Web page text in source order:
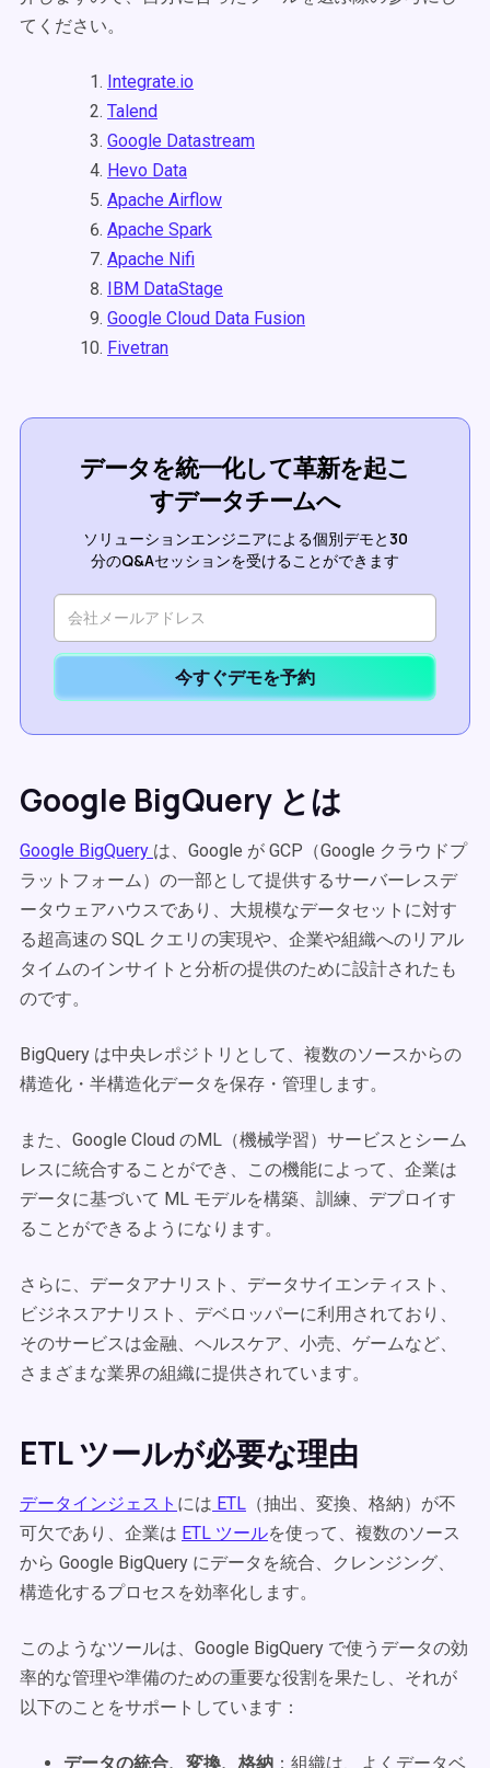
てください。
Integrate.io
Talend
Google Datastream
Hevo Data
Apache Airflow
Apache Spark
Apache Nifi
IBM DataStage
Google Cloud Data Fusion
Fivetran
データを統一化して革新を起こ
すデータチームへ
ソリューションエンジニアによる個別デモと30
分のQ&Aセッションを受けることができます
今すぐデモを予約
Google BigQuery とは
Google BigQuery は、Google が GCP（Google クラウドプ
ラットフォーム）の一部として提供するサーバーレスデ
ータウェアハウスであり、大規模なデータセットに対す
る超高速の SQL クエリの実現や、企業や組織へのリアル
タイムのインサイトと分析の提供のために設計されたも
のです。
BigQuery は中央レポジトリとして、複数のソースからの
構造化・半構造化データを保存・管理します。
また、Google Cloud のML（機械学習）サービスとシーム
レスに統合することができ、この機能によって、企業は
データに基づいて ML モデルを構築、訓練、デプロイす
ることができるようになります。
さらに、データアナリスト、データサイエンティスト、
ビジネスアナリスト、デベロッパーに利用されており、
そのサービスは金融、ヘルスケア、小売、ゲームなど、
さまざまな業界の組織に提供されています。
ETL ツールが必要な理由
データインジェスト には ETL （抽出、変換、格納）が不
可欠であり、企業は ETL ツールを使って、複数のソース
から Google BigQuery にデータを統合、クレンジング、
構造化するプロセスを効率化します。
このようなツールは、Google BigQuery で使うデータの効
率的な管理や準備のための重要な役割を果たし、それが
以下のことをサポートしています：
データの統合、変換、格納 ：組織は、よくデータベ